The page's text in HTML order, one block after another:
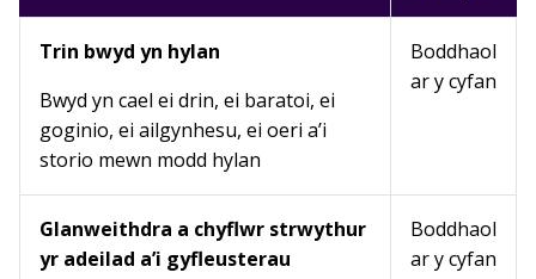
Trin bwyd yn hylan
Bwyd yn cael ei drin, ei baratoi, ei
goginio, ei ailgynhesu, ei oeri a’i
storio mewn modd hylan
Boddhaol
ar y cyfan
Glanweithdra a chyflwr strwythur
yr adeilad a’i gyfleusterau
Boddhaol
ar y cyfan